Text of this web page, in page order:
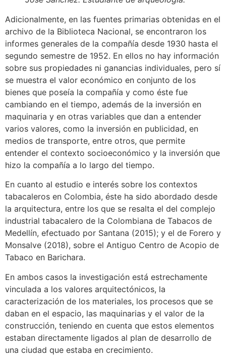
Adicionalmente, en las fuentes primarias obtenidas en el
archivo de la Biblioteca Nacional, se encontraron los
informes generales de la compañía desde 1930 hasta el
segundo semestre de 1952. En ellos no hay información
sobre sus propiedades ni ganancias individuales, pero sí
se muestra el valor económico en conjunto de los
bienes que poseía la compañía y como éste fue
cambiando en el tiempo, además de la inversión en
maquinaria y en otras variables que dan a entender
varios valores, como la inversión en publicidad, en
medios de transporte, entre otros, que permite
entender el contexto socioeconómico y la inversión que
hizo la compañía a lo largo del tiempo.
En cuanto al estudio e interés sobre los contextos
tabacaleros en Colombia, éste ha sido abordado desde
la arquitectura, entre los que se resalta el del complejo
industrial tabacalero de la Colombiana de Tabacos de
Medellín, efectuado por Santana (2015); y el de Forero y
Monsalve (2018), sobre el Antiguo Centro de Acopio de
Tabaco en Barichara.
En ambos casos la investigación está estrechamente
vinculada a los valores arquitectónicos, la
caracterización de los materiales, los procesos que se
daban en el espacio, las maquinarias y el valor de la
construcción, teniendo en cuenta que estos elementos
estaban directamente ligados al plan de desarrollo de
una ciudad que estaba en crecimiento.